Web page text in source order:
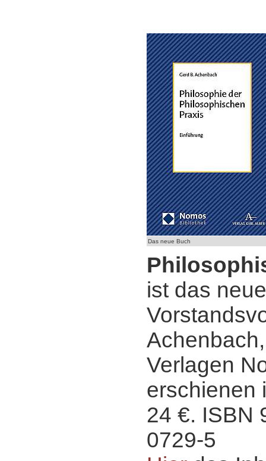
Das neue Buch
ist das
Verlagen
erschienen
24 €. ISBN
0729-5